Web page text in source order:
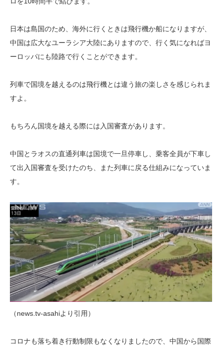
日本は島国のため、海外に行くときは飛行機か船になりますが、
中国は広大なユーラシア大陸にありますので、行く気になればヨ
ーロッパにも陸路で行くことができます。
列車で国境を越えるのは飛行機とは違う旅の楽しさを感じられま
すよ。
もちろん国境を越える際には入国審査があります。
中国とラオスの直通列車は国境で一旦停車し、乗客全員が下車し
て出入国審査を受けたのち、また列車に戻る仕組みになっていま
す。
（news.tv-asahiより引用）
コロナも落ち着き行動制限もなくなりましたので、中国から国際